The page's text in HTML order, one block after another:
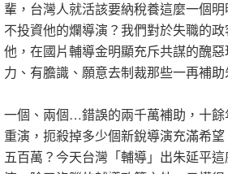
輩，台灣人就活該要納稅養這麼一個
不投資他的爛導演？我們對於失職的
他，在國片輔導金明顯充斥共謀的醜
力、有膽識、願意去制裁那些一再補
一個、兩個…錯誤的兩千萬補助，十
重演，扼殺掉多少個新銳導演充滿希
五百萬？今天台灣「輔導」出朱延平